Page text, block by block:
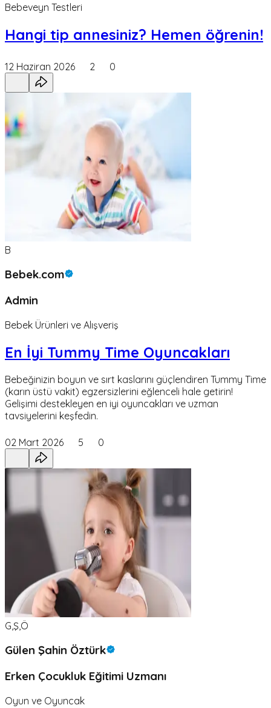
Bebeveyn Testleri
Hangi tip annesiniz? Hemen öğrenin!
12 Haziran 2026 2 0
B
Bebek.com
Admin
Bebek Ürünleri ve Alışveriş
En İyi Tummy Time Oyuncakları
Bebeğinizin boyun ve sırt kaslarını güçlendiren Tummy Time
(karın üstü vakit) egzersizlerini eğlenceli hale getirin!
Gelişimi destekleyen en iyi oyuncakları ve uzman
tavsiyelerini keşfedin.
02 Mart 2026 5 0
G,Ş,Ö
Gülen Şahin Öztürk
Erken Çocukluk Eğitimi Uzmanı
Oyun ve Oyuncak